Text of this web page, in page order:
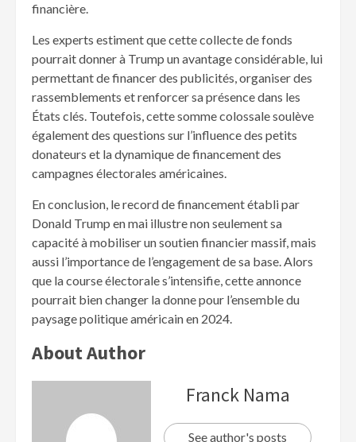
financière.
Les experts estiment que cette collecte de fonds
pourrait donner à Trump un avantage considérable, lui
permettant de financer des publicités, organiser des
rassemblements et renforcer sa présence dans les
États clés. Toutefois, cette somme colossale soulève
également des questions sur l’influence des petits
donateurs et la dynamique de financement des
campagnes électorales américaines.
En conclusion, le record de financement établi par
Donald Trump en mai illustre non seulement sa
capacité à mobiliser un soutien financier massif, mais
aussi l’importance de l’engagement de sa base. Alors
que la course électorale s’intensifie, cette annonce
pourrait bien changer la donne pour l’ensemble du
paysage politique américain en 2024.
About Author
Franck Nama
See author's posts